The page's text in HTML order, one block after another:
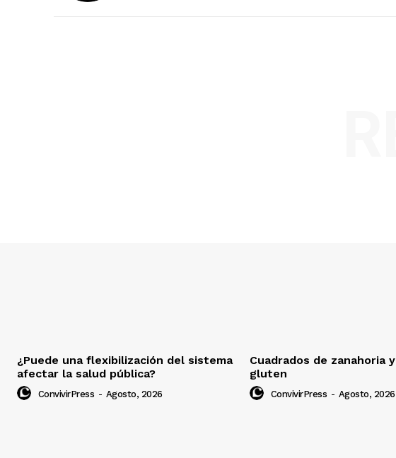
¿Puede una flexibilización del sistema
afectar la salud pública?
ConvivirPress - Agosto, 2026
Cuadrados de zanahoria
gluten
ConvivirPress - Agosto, 2026